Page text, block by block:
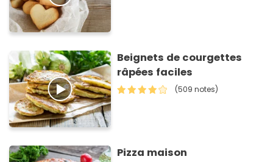
Beignets de courgettes
râpées faciles
(509 notes)
Pizza maison